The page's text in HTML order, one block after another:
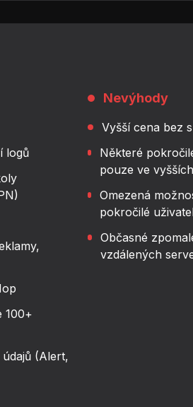
logů
100+
(Alert,
Nevýhody
Vyšší cena bez
Některé
pouze ve
Omezená
pokročilé
Občasné
vzdálených